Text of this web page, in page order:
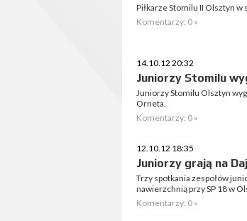
Piłkarze Stomilu II Olsztyn w
Komentarzy: 0 »
14.10.12 20:32
Juniorzy Stomilu
Juniorzy Stomilu Olsztyn
Orneta.
Komentarzy: 0 »
12.10.12 18:35
Juniorzy grają na
Trzy spotkania zespołów
nawierzchnią przy SP 18 w
Komentarzy: 0 »